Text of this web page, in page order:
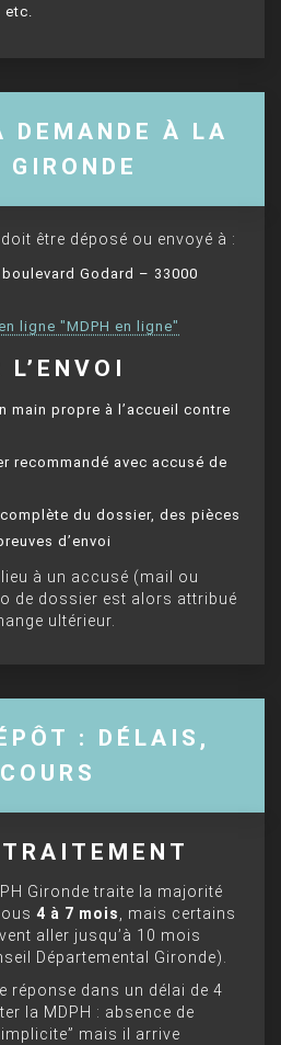
, etc.
DEMANDE À LA
être déposé ou envoyé à :
Godard – 33000
ligne "MDPH en ligne"
L’ENVOI
main propre à l’accueil contre
recommandé avec accusé de
du dossier, des pièces
d’envoi
lieu à un accusé (mail ou
de dossier est alors attribué
ultérieur.
: DÉLAIS,
Gironde traite la majorité
4 à 7 mois
, mais certains
aller jusqu’à 10 mois
Départemental Gironde).
réponse dans un délai de 4
la MDPH : absence de
mais il arrive